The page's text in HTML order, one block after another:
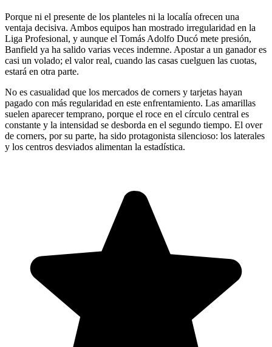
Porque ni el presente de los planteles ni la localía ofrecen una
ventaja decisiva. Ambos equipos han mostrado irregularidad en la
Liga Profesional, y aunque el Tomás Adolfo Ducó mete presión,
Banfield ya ha salido varias veces indemne. Apostar a un ganador es
casi un volado; el valor real, cuando las casas cuelguen las cuotas,
estará en otra parte.
No es casualidad que los mercados de corners y tarjetas hayan
pagado con más regularidad en este enfrentamiento. Las amarillas
suelen aparecer temprano, porque el roce en el círculo central es
constante y la intensidad se desborda en el segundo tiempo. El over
de corners, por su parte, ha sido protagonista silencioso: los laterales
y los centros desviados alimentan la estadística.